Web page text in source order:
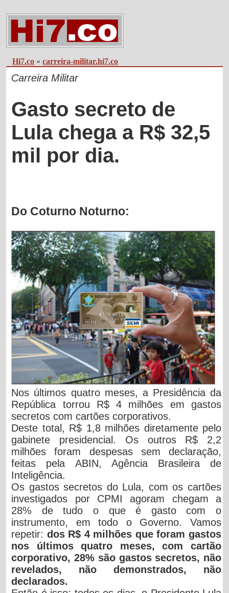
Hi7.co »carreira-militar.hi7.co
Carreira Militar
Gasto secreto de
Lula chega a R$ 32,5
mil por dia.
Do Coturno Noturno:
Nos últimos quatro meses, a Presidência da
República torrou R$ 4 milhões em gastos
secretos com cartões corporativos.
Deste total, R$ 1,8 milhões diretamente pelo
gabinete presidencial. Os outros R$ 2,2
milhões foram despesas sem declaração,
feitas pela ABIN, Agência Brasileira de
Inteligência.
Os gastos secretos do Lula, com os cartões
investigados por CPMI agoram chegam a
28% de tudo o que é gasto com o
instrumento, em todo o Governo.
Vamos
repetir: dos R$ 4 milhões que foram gastos
nos últimos quatro meses, com cartão
corporativo, 28% são gastos secretos, não
revelados, não demonstrados, não
declarados.